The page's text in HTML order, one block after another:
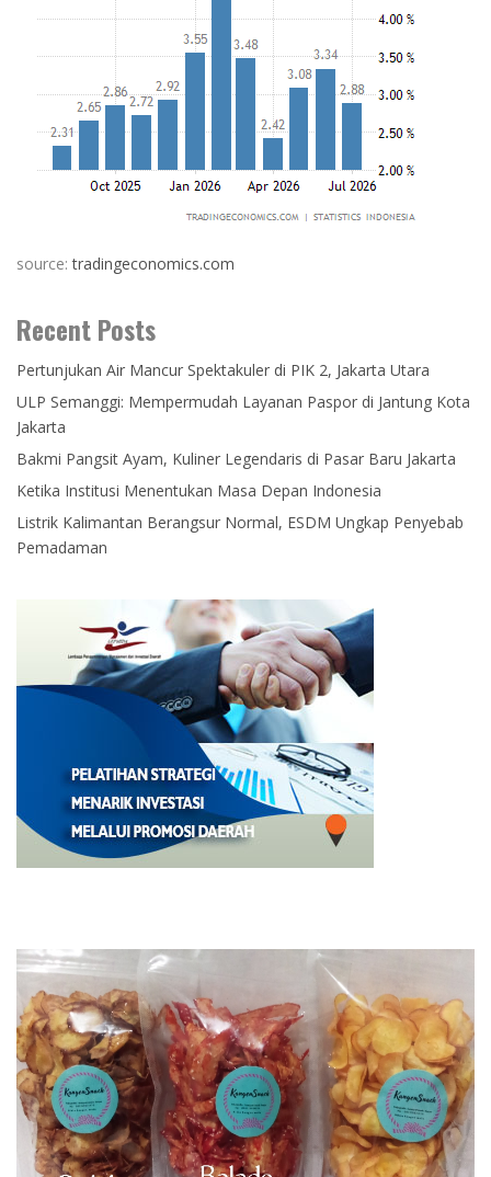
source:tradingeconomics.com
Recent Posts
Pertunjukan Air Mancur Spektakuler di PIK 2, Jakarta Utara
ULP Semanggi: Mempermudah Layanan Paspor di Jantung Kota
Jakarta
Bakmi Pangsit Ayam, Kuliner Legendaris di Pasar Baru Jakarta
Ketika Institusi Menentukan Masa Depan Indonesia
Listrik Kalimantan Berangsur Normal, ESDM Ungkap Penyebab
Pemadaman